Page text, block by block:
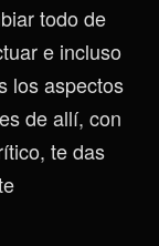
todo de
e incluso
los aspectos
de allí, con
te das